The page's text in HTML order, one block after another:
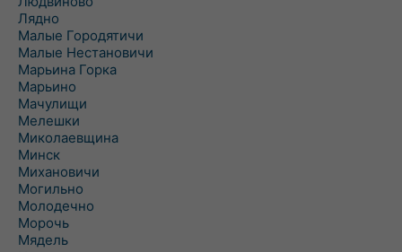
Лядно
Малые Городятичи
Малые Нестановичи
Марьина Горка
Марьино
Мачулищи
Мелешки
Миколаевщина
Минск
Михановичи
Могильно
Молодечно
Морочь
Мядель